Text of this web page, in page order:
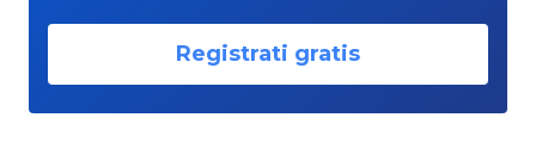
Registrati gratis